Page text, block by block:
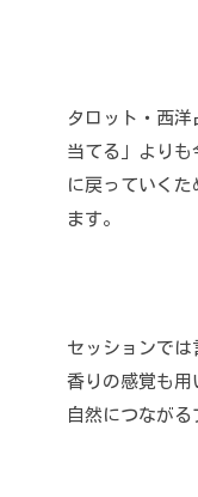
タロット・西
当てる」より
に戻っていく
ます。
セッションでは
香りの感覚も用
自然につながる